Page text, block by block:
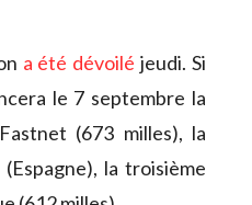
a été dévoilé jeudi. Si
le 7 septembre la
(673 milles), la
la troisième